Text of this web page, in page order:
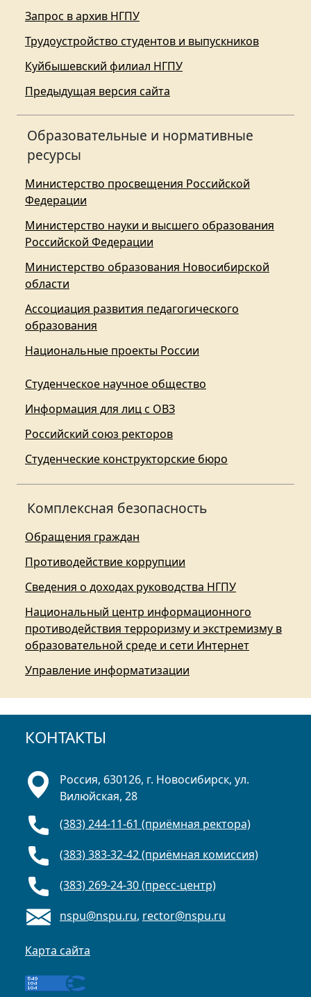
Запрос в архив НГПУ
Трудоустройство студентов и выпускников
Куйбышевский филиал НГПУ
Предыдущая версия сайта
Образовательные и нормативные
ресурсы
Министерство просвещения Российской
Федерации
Министерство науки и высшего образования
Российской Федерации
Министерство образования Новосибирской
области
Ассоциация развития педагогического
образования
Национальные проекты России
Студенческое научное общество
Информация для лиц с ОВЗ
Российский союз ректоров
Студенческие конструкторские бюро
Комплексная безопасность
Обращения граждан
Противодействие коррупции
Сведения о доходах руководства НГПУ
Национальный центр информационного
противодействия терроризму и экстремизму в
образовательной среде и сети Интернет
Управление информатизации
КОНТАКТЫ
Россия, 630126, г. Новосибирск, ул.
Вилюйская, 28
(383) 244-11-61 (приёмная ректора)
(383) 383-32-42 (приёмная комиссия)
(383) 269-24-30 (пресс-центр)
nspu@nspu.ru, rector@nspu.ru
Карта сайта